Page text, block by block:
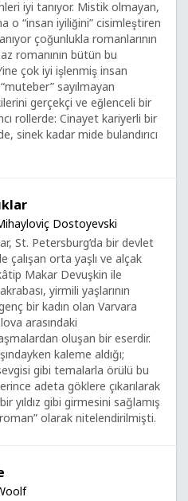
iyi tanıyor. Mistik olmayan,
o “insan iyiliğini” cisimleştiren
çoğunlukla romanlarının
romanının bütün bu
çok iyi işlenmiş insan
sayılmayan
gerçekçi ve eğlenceli bir
rollerde: Cinayet kariyerli bir
sinek kadar mide bulandırıcı
Dostoyevski
St. Petersburg’da bir devlet
çalışan orta yaşlı ve alçak
Makar Devuşkin ile
yirmili yaşlarının
bir kadın olan Varvara
arasındaki
oluşan bir eserdir.
kaleme aldığı;
gibi temalarla örülü bu
adeta göklere çıkarılarak
yıldız gibi girmesini sağlamış
olarak nitelendirilmişti.